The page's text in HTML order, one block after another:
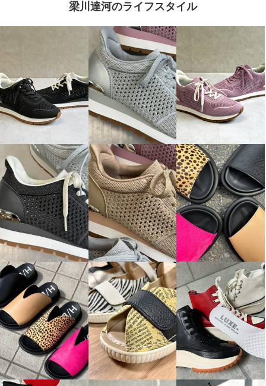
梁川達河のライフスタイル